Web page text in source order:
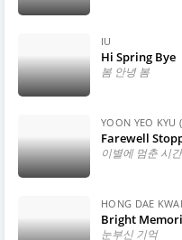
IU
Hi Spring Bye
봄 안녕 봄
YOON YEO KYU
Farewell
이별에 멈춘 시간
HONG DAE
Bright
눈부신 기억